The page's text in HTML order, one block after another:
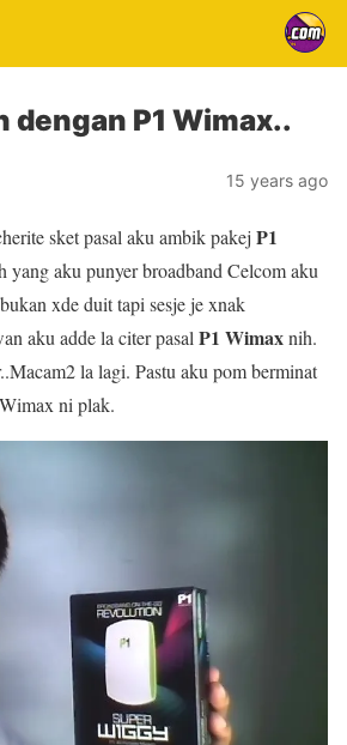
dengan P1 Wimax..
15 years ago
sket pasal aku ambik pakej P1
yang aku punyer broadband Celcom aku
xde duit tapi sesje je xnak
aku adde la citer pasal P1 Wimaxnih.
la lagi. Pastu aku pom berminat
ni plak.